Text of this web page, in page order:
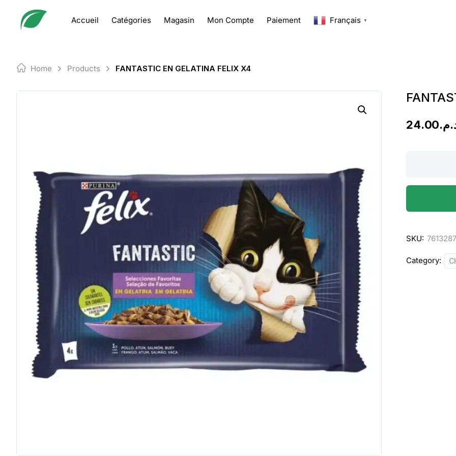
content
Accueil Catégories Magasin Mon Compte Paiement Français ▼
Home Products FANTASTIC EN GELATINA FELIX X4
24.00
GELATINA
X4
SKU:
Category: